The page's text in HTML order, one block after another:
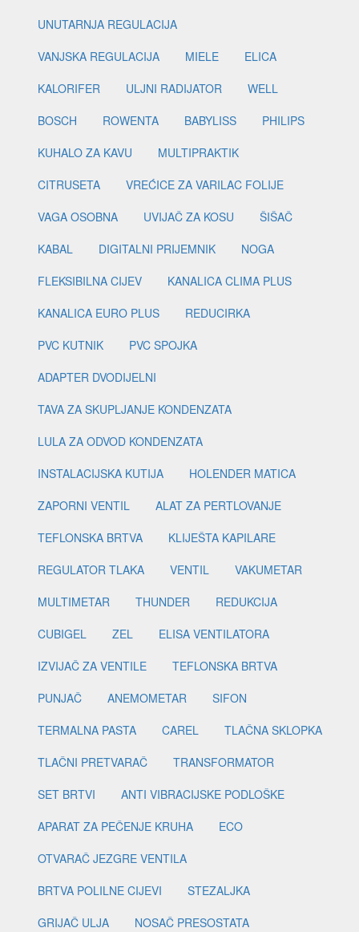
UNUTARNJA REGULACIJA
VANJSKA REGULACIJA
MIELE
ELICA
KALORIFER
ULJNI RADIJATOR
WELL
BOSCH
ROWENTA BABYLISS
PHILIPS
KUHALO ZA KAVU
MULTIPRAKTIK
CITRUSETA
VREĆICE ZA VARILAC FOLIJE
VAGA OSOBNA
UVIJAČ ZA KOSU
ŠIŠAČ
KABAL
DIGITALNI PRIJEMNIK
NOGA
FLEKSIBILNA CIJEV
KANALICA CLIMA PLUS
KANALICA EURO PLUS
REDUCIRKA
PVC KUTNIK
PVC SPOJKA
ADAPTER DVODIJELNI
TAVA ZA SKUPLJANJE KONDENZATA
LULA ZA ODVOD KONDENZATA
INSTALACIJSKA KUTIJA
HOLENDER MATICA
ZAPORNI VENTIL
ALAT ZA PERTLOVANJE
TEFLONSKA BRTVA
KLIJEŠTA KAPILARE
REGULATOR TLAKA
VENTIL
VAKUMETAR
MULTIMETAR
THUNDER
REDUKCIJA
CUBIGEL
ZEL
ELISA VENTILATORA
IZVIJAČ ZA VENTILE
TEFLONSKA BRTVA
PUNJAČ
ANEMOMETAR
SIFON
TERMALNA PASTA
CAREL
TLAČNA SKLOPKA
TLAČNI PRETVARAČ
TRANSFORMATOR
SET BRTVI
ANTI VIBRACIJSKE PODLOŠKE
APARAT ZA PEČENJE KRUHA
ECO
OTVARAČ JEZGRE VENTILA
BRTVA POLILNE CIJEVI
STEZALJKA
GRIJAČ ULJA
NOSAČ PRESOSTATA